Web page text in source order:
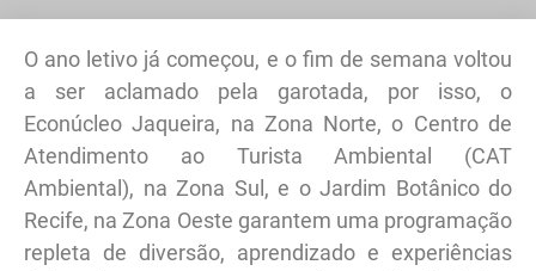
O ano letivo já começou, e o fim de semana voltou
a ser aclamado pela garotada, por isso, o
Econúcleo Jaqueira, na Zona Norte, o Centro de
Atendimento ao Turista Ambiental (CAT
Ambiental), na Zona Sul, e o Jardim Botânico do
Recife, na Zona Oeste garantem uma programação
repleta de diversão, aprendizado e experiências